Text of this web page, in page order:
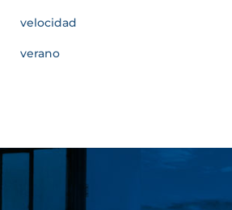
velocidad
verano